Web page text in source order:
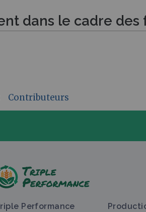
dans le cadre
Contributeurs
Performance